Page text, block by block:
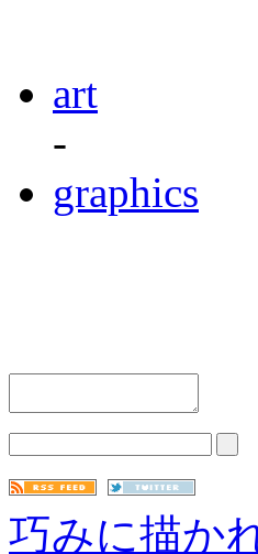
art
-
graphics
巧みに描か